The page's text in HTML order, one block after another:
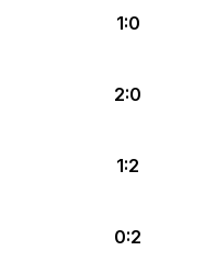
1:0
2:0
1:2
0:2